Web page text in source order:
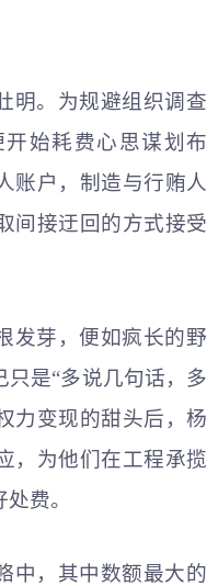
明。为规避组织调查
始耗费心思谋划布
账户，制造与行贿人
间接迂回的方式接受
发芽，便如疯长的野
是“多说几句话，多
力变现的甜头后，杨
，为他们在工程承揽
费。
中，其中数额最大的